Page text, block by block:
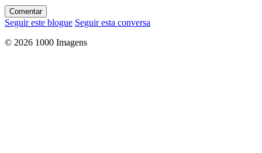
Comentar
Seguir este blogue Seguir esta conversa
© 2026 1000 Imagens